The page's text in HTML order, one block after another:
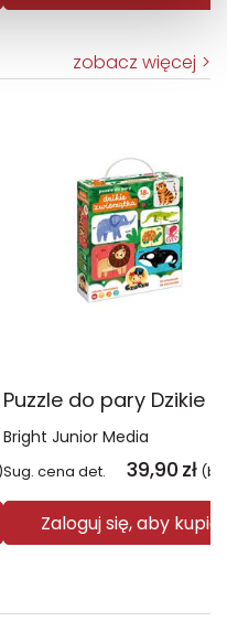
zobacz więcej
Bright Junior Media
Sug. cena det. 39,90 zł
Zaloguj się, aby kupić